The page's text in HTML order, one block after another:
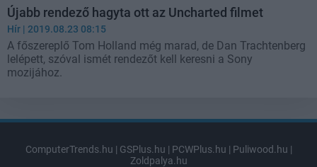
Újabb rendező hagyta ott az Uncharted filmet
Hír | 2019.08.23 08:15
A főszereplő Tom Holland még marad, de Dan Trachtenberg
lelépett, szóval ismét rendezőt kell keresni a Sony
mozijához.
ComputerTrends.hu | GSPlus.hu | PCWPlus.hu | Puliwood.hu |
Zoldpalya.hu